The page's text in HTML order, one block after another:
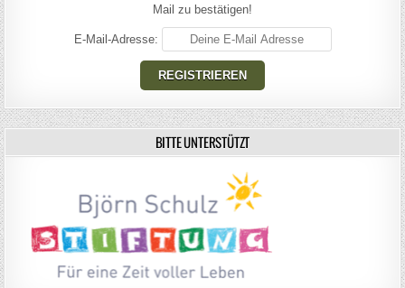
Mail zu bestätigen!
E-Mail-Adresse:
BITTE UNTERSTÜTZT